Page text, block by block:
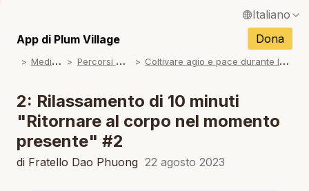
Italiano
Français / Francese
Español / Spagnolo
Deutsch / Tedesco
App di Plum Village
Dona
M
editazioni P
ercorsi di pratica C
oltivare agio e pace durante le nostre giornate
2: Rilassamento di 10 minuti
"Ritornare al corpo nel momento
presente" #2
di Fratello Dao Phuong 22 agosto 2023